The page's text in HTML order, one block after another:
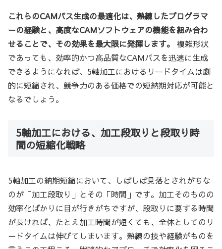
これらのCAMパス生成の最適化は、熟練したプログラマ
ーの経験と、高度なCAMソフトウェアの機能を組み合わ
せることで、その効果を最大限に発揮します。
複雑形状
であっても、効率的かつ高品質なCAMパスを迅速に生成
できるようになれば、5軸加工におけるリードタイムは劇
的に短縮され、競争力のある価格での短納期対応が可能と
なるでしょう。
5軸加工における、加工段取りと段取り時
間の短縮化戦略
5軸加工の納期短縮において、しばしば見落とされがちな
のが「加工段取り」とその「時間」です。加工そのものの
効率化ばかりに目が行きがちですが、段取りに要する時間
が長ければ、たとえ加工時間が短くても、全体としてのリ
ードタイムは伸びてしまいます。熟練の技や経験がものを